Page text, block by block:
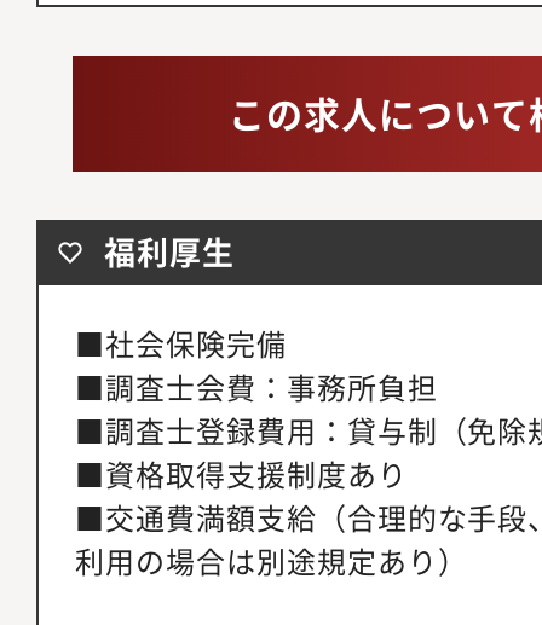
この求人につい
福利厚生
■社会保険完備
■調査士会費：事務所負担
■調査士登録費用：貸与制（免除
■資格取得支援制度あり
■交通費満額支給（合理的な手段
利用の場合は別途規定あり）